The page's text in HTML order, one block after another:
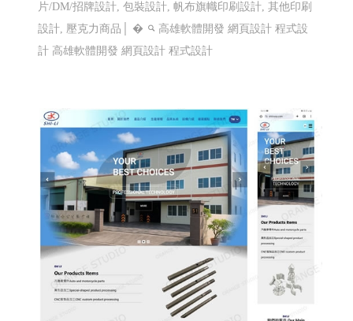
片/DM/招牌設計, 包裝設計, 帆布旗幟印刷設計, 其他印刷
設計, 壓克力商品│ �
高雄軟體開發 網頁設計 程式設
計 高雄軟體開發 網頁設計 程式設計